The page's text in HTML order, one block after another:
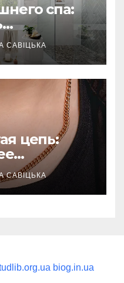
спа:
в
САВІЦЬКА
цепь:
выбору
САВІЦЬКА
biog.in.ua